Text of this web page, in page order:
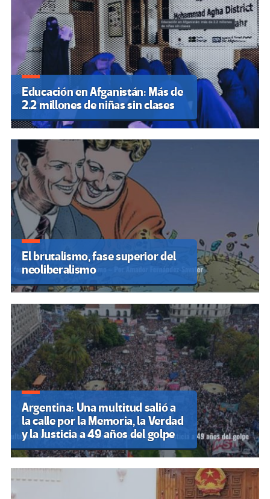
Educación en Afganistán: Más de
2.2 millones de niñas sin clases
El brutalismo, fase superior del
neoliberalismo
Argentina: Una multitud salió a
la calle por la Memoria, la Verdad
y la Justicia a 49 años del golpe